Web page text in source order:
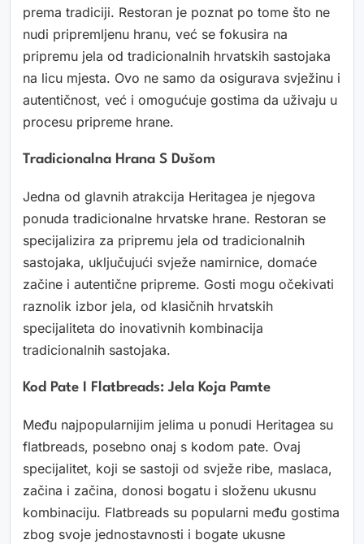
prema tradiciji. Restoran je poznat po tome što ne
nudi pripremljenu hranu, već se fokusira na
pripremu jela od tradicionalnih hrvatskih sastojaka
na licu mjesta. Ovo ne samo da osigurava svježinu i
autentičnost, već i omogućuje gostima da uživaju u
procesu pripreme hrane.
Tradicionalna Hrana S Dušom
Jedna od glavnih atrakcija Heritagea je njegova
ponuda tradicionalne hrvatske hrane. Restoran se
specijalizira za pripremu jela od tradicionalnih
sastojaka, uključujući svježe namirnice, domaće
začine i autentične pripreme. Gosti mogu očekivati
raznolik izbor jela, od klasičnih hrvatskih
specijaliteta do inovativnih kombinacija
tradicionalnih sastojaka.
Kod Pate I Flatbreads: Jela Koja Pamte
Među najpopularnijim jelima u ponudi Heritagea su
flatbreads, posebno onaj s kodom pate. Ovaj
specijalitet, koji se sastoji od svježe ribe, maslaca,
začina i začina, donosi bogatu i složenu ukusnu
kombinaciju. Flatbreads su popularni među gostima
zbog svoje jednostavnosti i bogate ukusne